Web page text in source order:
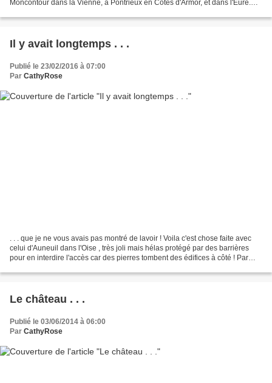
Moncontour dans la Vienne, à Pontrieux en Côtes d'Armor, et dans l'Eure.
Il y avait longtemps . . .
Publié le 23/02/2016 à 07:00
Par CathyRose
. . . que je ne vous avais pas montré de lavoir ! Voila c'est chose faite avec
celui d'Auneuil dans l'Oise , très joli mais hélas protégé par des barrières
pour en interdire l'accès car des pierres tombent des édifices à côté ! Par
Le château . . .
Publié le 03/06/2014 à 06:00
Par CathyRose